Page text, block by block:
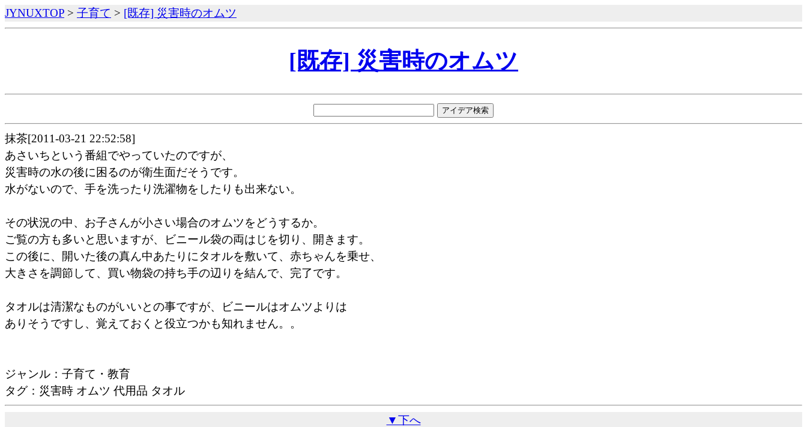
JYNUXTOP > 子育て > [既存] 災害時のオムツ
[既存] 災害時のオムツ
抹茶[2011-03-21 22:52:58]
あさいちという番組でやっていたのですが、
災害時の水の後に困るのが衛生面だそうです。
水がないので、手を洗ったり洗濯物をしたりも出来ない。
その状況の中、お子さんが小さい場合のオムツをどうするか。
ご覧の方も多いと思いますが、ビニール袋の両はじを切り、開きます。
この後に、開いた後の真ん中あたりにタオルを敷いて、赤ちゃんを乗せ、
大きさを調節して、買い物袋の持ち手の辺りを結んで、完了です。
タオルは清潔なものがいいとの事ですが、ビニールはオムツよりは
ありそうですし、覚えておくと役立つかも知れません。。
ジャンル：子育て・教育
タグ：災害時 オムツ 代用品 タオル
▼下へ